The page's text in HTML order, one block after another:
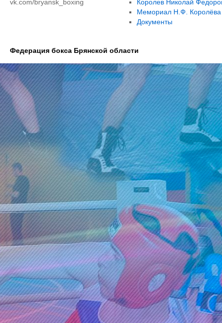
vk.com/bryansk_boxing
Королев Николай
Мемориал Н.Ф. Королёва
Документы
Федерация бокса Брянской области